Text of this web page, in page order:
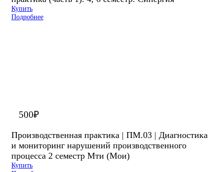
Купить
Подробнее
500₽
Производственная практика | ПМ.03 | Диагностика
и мониторинг нарушений производственного
процесса 2 семестр Мти (Мои)
Купить